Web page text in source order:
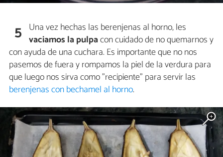
5 Una vez hechas las berenjenas al horno, les
vaciamos la pulpacon cuidado de no quemarnos y
con ayuda de una cuchara. Es importante que no nos
pasemos de fuera y rompamos la piel de la verdura para
que luego nos sirva como "recipiente" para servir las
berenjenas con bechamel al horno.